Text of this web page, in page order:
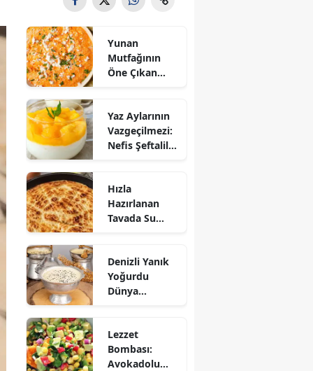
Yunan
Mutfağının
Öne Çıkan
Nasıl Yapılır?
Yaz Aylarının
Vazgeçilmezi:
Nefis Şeftalili
Hızla
Hazırlanan
Tavada Su
Sofralarınıza
Lezzet Katın!
Denizli Yanık
Yoğurdu
Dünya
Lezzet
Bombası:
Avokadolu